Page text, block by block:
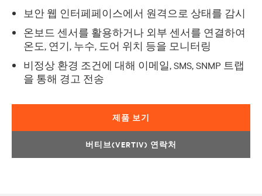
보안 웹 인터페페이스에서 원격으로 상태를 감시
온보드 센서를 활용하거나 외부 센서를 연결하여
온도, 연기, 누수, 도어 위치 등을 모니터링
비정상 환경 조건에 대해 이메일, SMS, SNMP 트랩
을 통해 경고 전송
제품 보기
버티브(VERTIV) 연락처